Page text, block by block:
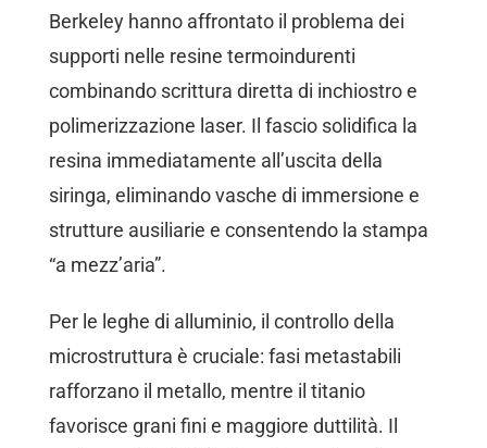
Berkeley hanno affrontato il problema dei
supporti nelle resine termoindurenti
combinando scrittura diretta di inchiostro e
polimerizzazione laser. Il fascio solidifica la
resina immediatamente all’uscita della
siringa, eliminando vasche di immersione e
strutture ausiliarie e consentendo la stampa
“a mezz’aria”.
Per le leghe di alluminio, il controllo della
microstruttura è cruciale: fasi metastabili
rafforzano il metallo, mentre il titanio
favorisce grani fini e maggiore duttilità. Il